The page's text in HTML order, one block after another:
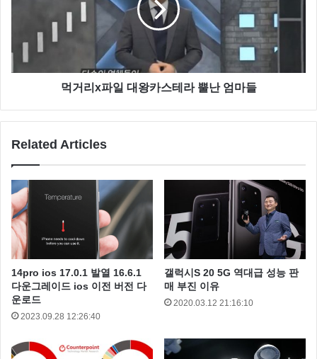
접속 하시면 별도의 설명이 필요 없을 만큼 간단하게 사
용 하실 수 있습니다.
의심스러운 파일을 직접 업로드 해서 바이러스를 검사
하는 기능과 url 을 입력해 검사 하는 방법 입니다.
먹거리x파일 대왕카스테라 뿔난 엄마들
Related Articles
14pro ios 17.0.1 발열 16.6.1
다운그레이드 ios 이전 버전 다
운로드
2023.09.28 12:26:40
갤럭시S 20 5G 역대급 성능 판
매 부진 이유
2020.03.12 21:16:10